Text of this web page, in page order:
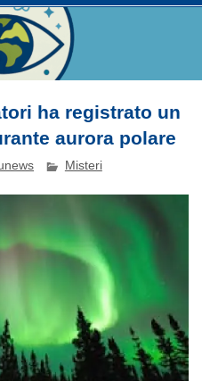
ha registrato un
aurora polare
Misteri